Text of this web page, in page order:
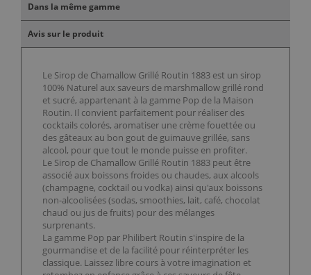
Dans la même gamme
Avis sur le produit
Le Sirop de Chamallow Grillé Routin 1883 est un sirop
100% Naturel aux saveurs de marshmallow grillé rond
et sucré, appartenant à la gamme Pop de la Maison
Routin. Il convient parfaitement pour réaliser des
cocktails colorés, aromatiser une crème fouettée ou
des gâteaux au bon gout de guimauve grillée, sans
alcool, pour que tout le monde puisse en profiter.
Le Sirop de Chamallow Grillé Routin 1883 peut être
associé aux boissons froides ou chaudes, aux alcools
(champagne, cocktail ou vodka) ainsi qu'aux boissons
non-alcoolisées (sodas, smoothies, lait, café, chocolat
chaud ou jus de fruits) pour des mélanges
surprenants.
La gamme Pop par Philibert Routin s'inspire de la
gourmandise et de la facilité pour réinterpréter les
classique. Laissez libre cours à votre imagination et